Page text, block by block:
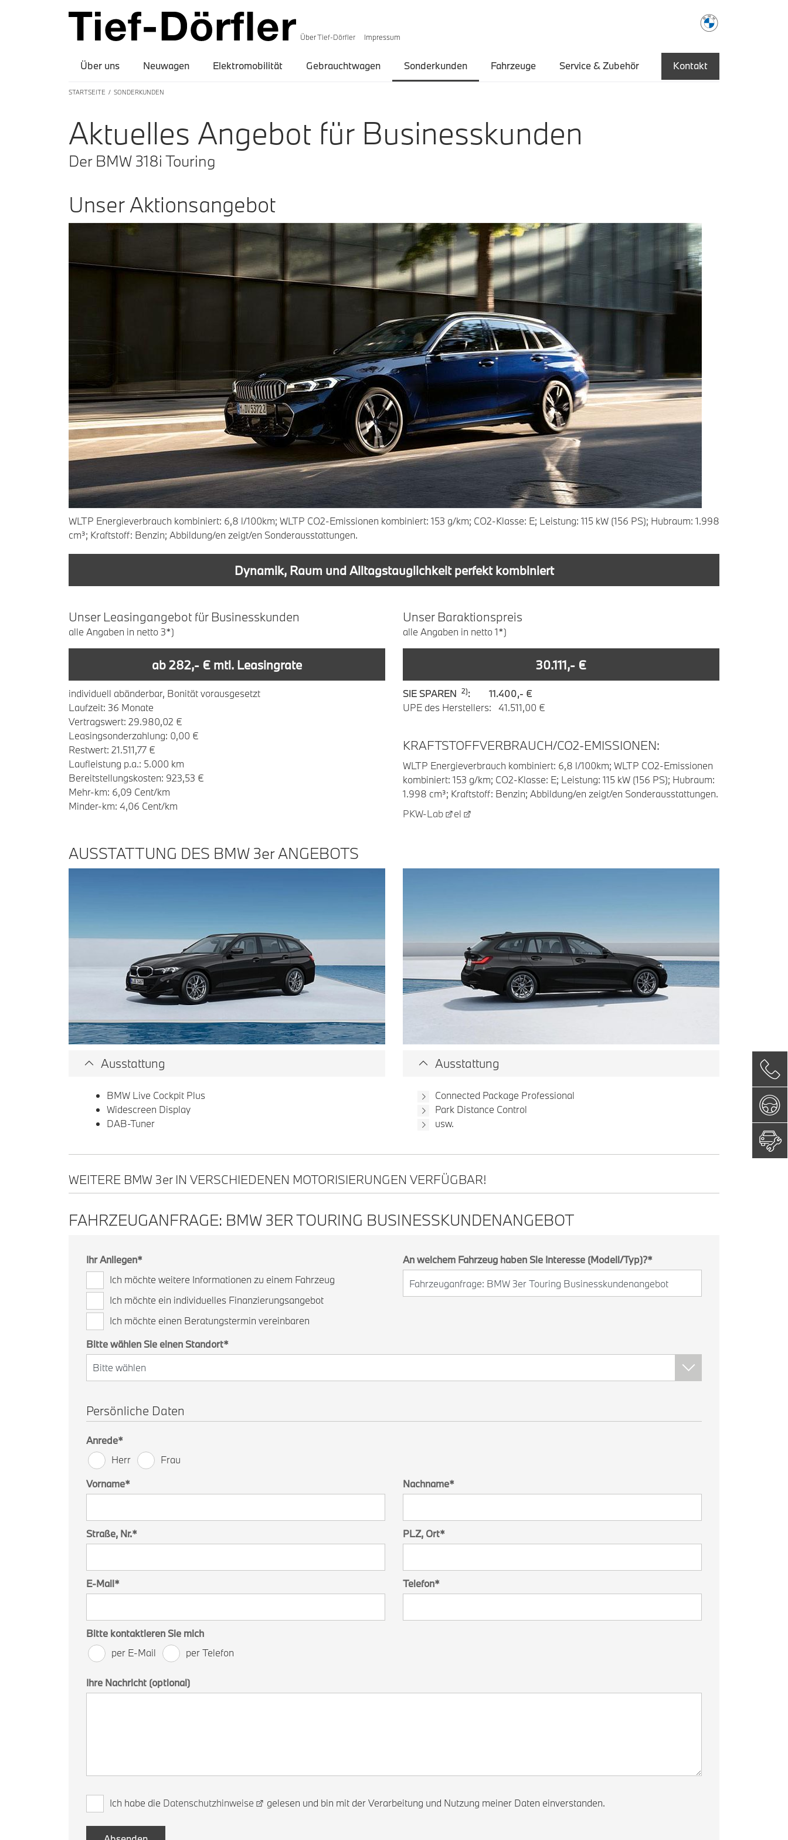
ÜberTief-Dörfler Impressum
Über uns Neuwagen Elektromobilität Gebrauchtwagen Sonderkunden Fahrzeuge Service & Zubehör Kontakt
STARTSEITE SONDERKUNDEN
Aktuelles Angebot fürBusinesskunden
DerBMW 318i Touring
UnserAktionsangebot
WLTP Energieverbrauch kombiniert: 6,8 l/100km; WLTP CO2-Emissionen kombiniert: 153 g/km; CO2-Klasse: E; Leistung: 115 kW (156 PS); Hubraum: 1.998
cm³; Kraftstoff: Benzin; Abbildung/en zeigt/en Sonderausstattungen.
Dynamik, Raum und Alltagstauglichkeit perfekt kombiniert
UnserLeasingangebot fürBusinesskunden
alle Angaben in netto 3*)
ab 282,- € mtl. Leasingrate
individuell abänderbar, Bonität vorausgesetzt
Laufzeit: 36 Monate
Vertragswert: 29.980,02 €
Leasingsonderzahlung: 0,00 €
Restwert: 21.511,77 €
Laufleistung p.a.: 5.000 km
Bereitstellungskosten: 923,53 €
Mehr-km: 6,09 Cent/km
Minder-km: 4,06 Cent/km
UnserBaraktionspreis
alle Angaben in netto 1*)
30.111,- €
SIE SPAREN 2): 11.400,- €
UPE des Herstellers: 41.511,00 €
KRAFTSTOFFVERBRAUCH/CO2-EMISSIONEN:
WLTP Energieverbrauch kombiniert: 6,8 l/100km; WLTP CO2-Emissionen
kombiniert: 153 g/km; CO2-Klasse: E; Leistung: 115 kW (156 PS); Hubraum:
1.998 cm³; Kraftstoff: Benzin; Abbildung/en zeigt/en Sonderausstattungen.
PKW-Lab
el
AUSSTATTUNG DES BMW 3erANGEBOTS
Ausstattung
BMW Live Cockpit Plus
Widescreen Display
DAB-Tuner
Ausstattung
Connected Package Professional
Park Distance Control
usw.
WEITERE BMW 3erIN VERSCHIEDENEN MOTORISIERUNGEN VERFÜGBAR!
FAHRZEUGANFRAGE: BMW 3ER TOURING BUSINESSKUNDENANGEBOT
Ihr Anliegen*
Ich möchte weitere Informationen zu einem Fahrzeug
Ich möchte ein individuelles Finanzierungsangebot
Ich möchte einen Beratungstermin vereinbaren
An welchem Fahrzeug haben Sie Interesse (Modell/Typ)?*
Bitte wählen Sie einen Standort*
Persönliche Daten
Anrede*
Herr
Frau
Vorname* Nachname*
Straße, Nr.* PLZ, Ort*
E-Mail* Telefon*
Bitte kontaktieren Sie mich
per E-Mail
per Telefon
Ihre Nachricht (optional)
Ich habe die Datenschutzhinweise gelesen und bin mit der Verarbeitung und Nutzung meiner Daten einverstanden.